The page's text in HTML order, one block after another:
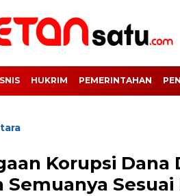
HUKRIM PEMERINTAHAN
Korupsi Dana
Semuanya